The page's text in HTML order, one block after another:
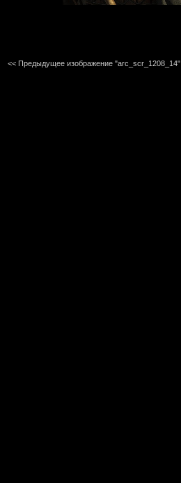
<< Предыдущее изображение "arc_scr_1208_14"